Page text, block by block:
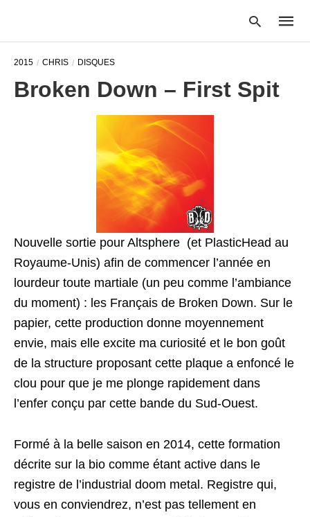
2015 CHRIS DISQUES
Broken Down – First Spit
Nouvelle sortie pour Altsphere (et PlasticHead au
Royaume-Unis) afin de commencer l’année en
lourdeur toute martiale (un peu comme l’ambiance
du moment) : les Français de Broken Down. Sur le
papier, cette production donne moyennement
envie, mais elle excite ma curiosité et le bon goût
de la structure proposant cette plaque a enfoncé le
clou pour que je me plonge rapidement dans
l’enfer conçu par cette bande du Sud-Ouest.
Formé à la belle saison en 2014, cette formation
décrite sur la bio comme étant active dans le
registre de l’industrial doom metal. Registre qui,
vous en conviendrez, n’est pas tellement en